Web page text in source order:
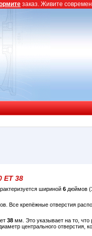
ET 38
шириной 6 дюймов (
Все крепёжные отверстия
38 мм. Это указывает на то, что
центрального отверстия,
заказ. Живите